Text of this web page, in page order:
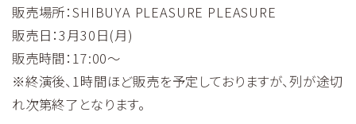
販売場所：SHIBUYA PLEASURE PLEASURE
販売日：3月30日(月)
販売時間：17:00〜
※終演後、1時間ほど販売を予定しておりますが、列が途切
れ次第終了となります。